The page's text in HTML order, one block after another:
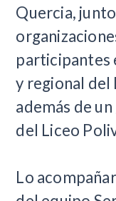
Quercia,
participantes
y regional del
además de
del Liceo
Lo